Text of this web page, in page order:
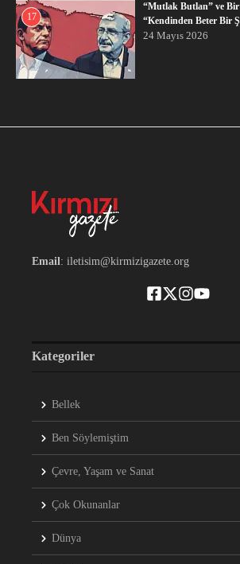
17
“Mutlak Butlan” ve
“Kendinden Beter Bir
24 Mayıs 2026
Email: iletisim@kirmizigazete.org
Kategoriler
Bellek
Ben Söylemiştim
Çevre, Yaşam ve Sanat
Çok Okunanlar
Dünya